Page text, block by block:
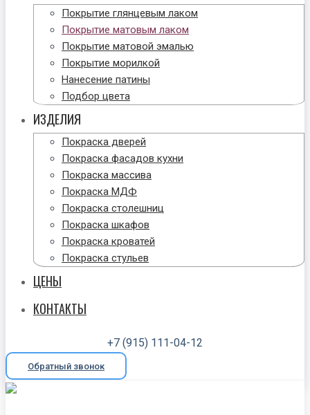
Покрытие глянцевым лаком
Покрытие матовым лаком
Покрытие матовой эмалью
Покрытие морилкой
Нанесение патины
Подбор цвета
ИЗДЕЛИЯ
Покраска дверей
Покраска фасадов кухни
Покраска массива
Покраска МДФ
Покраска столешниц
Покраска шкафов
Покраска кроватей
Покраска стульев
ЦЕНЫ
КОНТАКТЫ
+7 (915) 111-04-12
Обратный звонок